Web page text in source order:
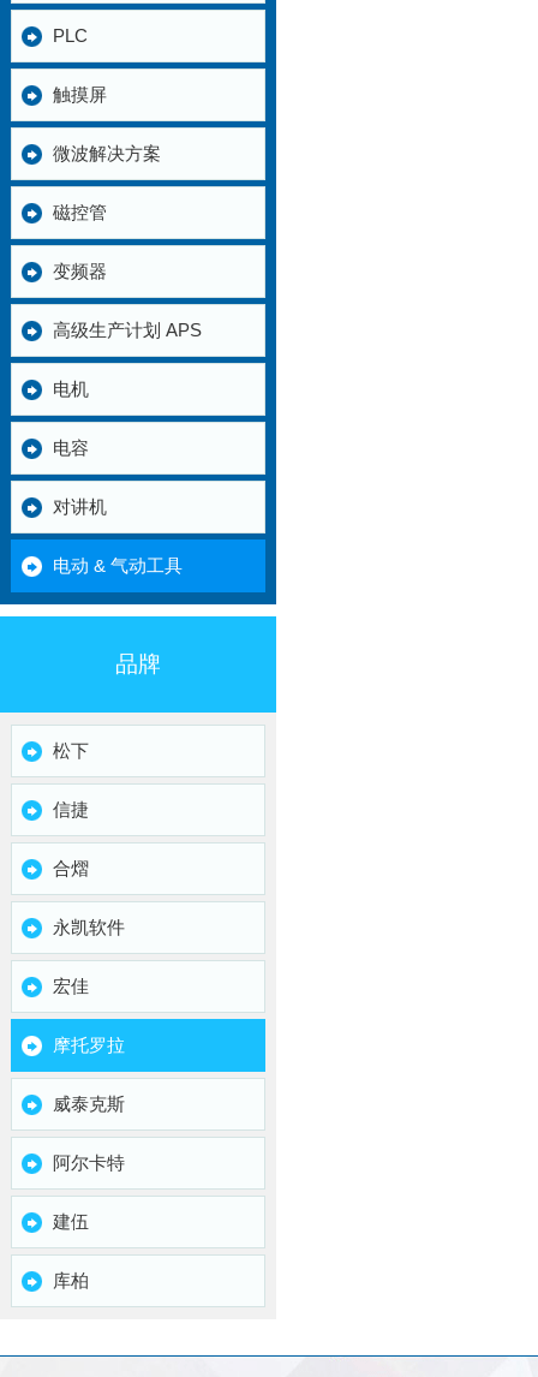
PLC
触摸屏
微波解决方案
磁控管
变频器
高级生产计划 APS
电机
电容
对讲机
电动 & 气动工具
品牌
松下
信捷
合熠
永凯软件
宏佳
摩托罗拉
威泰克斯
阿尔卡特
建伍
库柏